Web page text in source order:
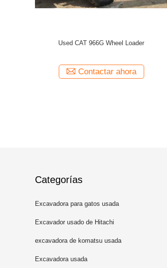
CATERPILLAR 966C Used CAT 966 Wheel
Contactar ahora
Categorías
Excavadora para gatos usada
Excavador usado de Hitachi
excavadora de komatsu usada
Excavadora usada